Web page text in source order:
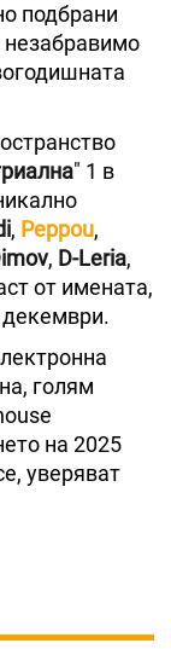
подбрани
" 1 в
, Peppou,
, D-Leria,
от имената,
декември.
голям
на 2025
уверяват